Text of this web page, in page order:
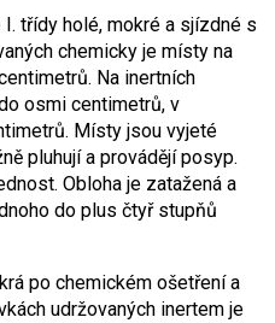
třídy holé, mokré a sjízdné s
chemicky je místy na
Na inertních
osmi centimetrů, v
Místy jsou vyjeté
pluhují a provádějí posyp.
Obloha je zatažená a
do plus čtyř stupňů
po chemickém ošetření a
udržovaných inertem je